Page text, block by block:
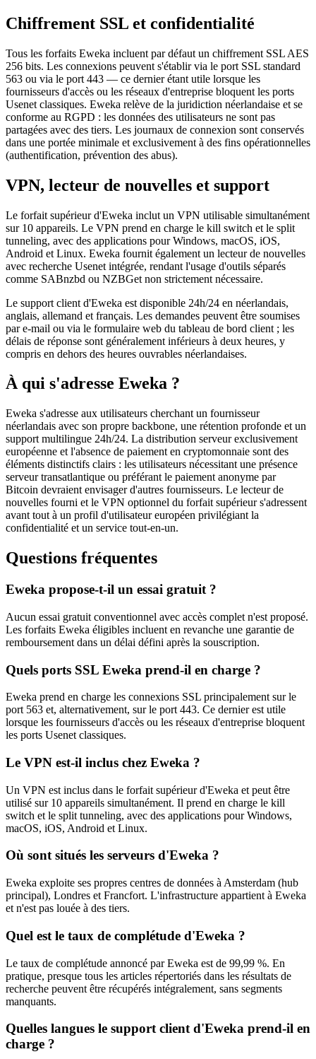
Chiffrement SSL et confidentialité
Tous les forfaits Eweka incluent par défaut un chiffrement SSL AES
256 bits. Les connexions peuvent s'établir via le port SSL standard
563 ou via le port 443 — ce dernier étant utile lorsque les
fournisseurs d'accès ou les réseaux d'entreprise bloquent les ports
Usenet classiques. Eweka relève de la juridiction néerlandaise et se
conforme au RGPD : les données des utilisateurs ne sont pas
partagées avec des tiers. Les journaux de connexion sont conservés
dans une portée minimale et exclusivement à des fins opérationnelles
(authentification, prévention des abus).
VPN, lecteur de nouvelles et support
Le forfait supérieur d'Eweka inclut un VPN utilisable simultanément
sur 10 appareils. Le VPN prend en charge le kill switch et le split
tunneling, avec des applications pour Windows, macOS, iOS,
Android et Linux. Eweka fournit également un lecteur de nouvelles
avec recherche Usenet intégrée, rendant l'usage d'outils séparés
comme SABnzbd ou NZBGet non strictement nécessaire.
Le support client d'Eweka est disponible 24h/24 en néerlandais,
anglais, allemand et français. Les demandes peuvent être soumises
par e-mail ou via le formulaire web du tableau de bord client ; les
délais de réponse sont généralement inférieurs à deux heures, y
compris en dehors des heures ouvrables néerlandaises.
À qui s'adresse Eweka ?
Eweka s'adresse aux utilisateurs cherchant un fournisseur
néerlandais avec son propre backbone, une rétention profonde et un
support multilingue 24h/24. La distribution serveur exclusivement
européenne et l'absence de paiement en cryptomonnaie sont des
éléments distinctifs clairs : les utilisateurs nécessitant une présence
serveur transatlantique ou préférant le paiement anonyme par
Bitcoin devraient envisager d'autres fournisseurs. Le lecteur de
nouvelles fourni et le VPN optionnel du forfait supérieur s'adressent
avant tout à un profil d'utilisateur européen privilégiant la
confidentialité et un service tout-en-un.
Questions fréquentes
Eweka propose-t-il un essai gratuit ?
Aucun essai gratuit conventionnel avec accès complet n'est proposé.
Les forfaits Eweka éligibles incluent en revanche une garantie de
remboursement dans un délai défini après la souscription.
Quels ports SSL Eweka prend-il en charge ?
Eweka prend en charge les connexions SSL principalement sur le
port 563 et, alternativement, sur le port 443. Ce dernier est utile
lorsque les fournisseurs d'accès ou les réseaux d'entreprise bloquent
les ports Usenet classiques.
Le VPN est-il inclus chez Eweka ?
Un VPN est inclus dans le forfait supérieur d'Eweka et peut être
utilisé sur 10 appareils simultanément. Il prend en charge le kill
switch et le split tunneling, avec des applications pour Windows,
macOS, iOS, Android et Linux.
Où sont situés les serveurs d'Eweka ?
Eweka exploite ses propres centres de données à Amsterdam (hub
principal), Londres et Francfort. L'infrastructure appartient à Eweka
et n'est pas louée à des tiers.
Quel est le taux de complétude d'Eweka ?
Le taux de complétude annoncé par Eweka est de 99,99 %. En
pratique, presque tous les articles répertoriés dans les résultats de
recherche peuvent être récupérés intégralement, sans segments
manquants.
Quelles langues le support client d'Eweka prend-il en
charge ?